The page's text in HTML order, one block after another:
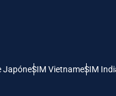
JapóneSIM VietnameSIM